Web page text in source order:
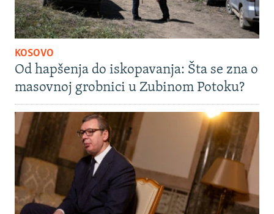
KOSOVO
Od hapšenja do iskopavanja: Šta se zna o
masovnoj grobnici u Zubinom Potoku?